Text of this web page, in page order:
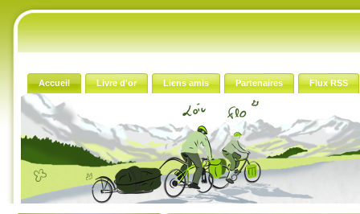
Accueil Livre d'or Liens amis Partenaires Flux RSS